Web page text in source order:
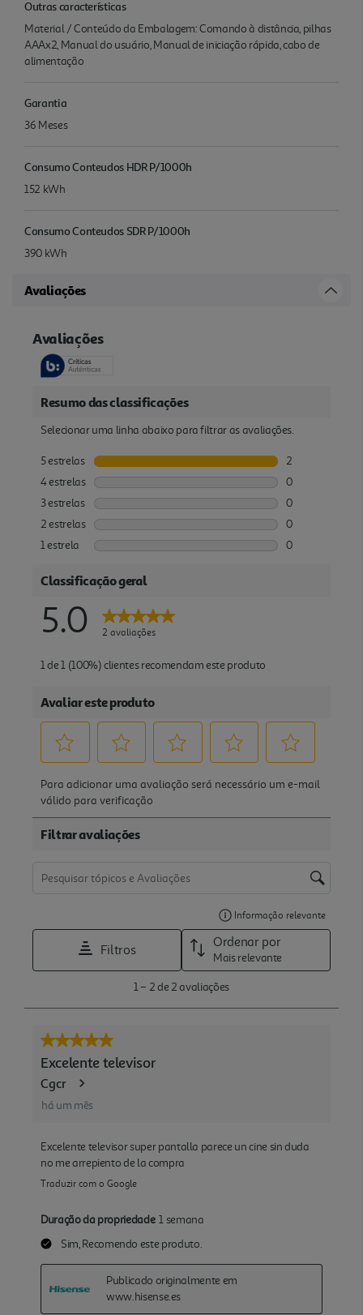
Outras características
Material / Conteúdo da Embalagem: Comando à distância, pilhas
AAAx2, Manual do usuário, Manual de iniciação rápida, cabo de
alimentação
Garantia
36 Meses
Consumo Conteudos HDR P/1000h
152 kWh
Consumo Conteudos SDR P/1000h
390 kWh
Avaliações